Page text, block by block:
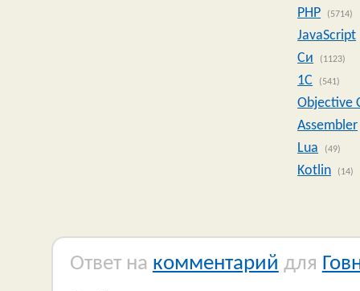
PHP (5714)
JavaScript
Си
(1123)
1C (541)
Objective
Assembler
Lua
(49)
Kotlin (14)
Ответ на комментарий для